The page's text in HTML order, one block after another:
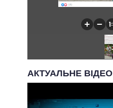
АКТУАЛЬНЕ ВІДЕО